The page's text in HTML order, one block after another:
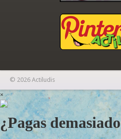
© 2026 Actiludis
×
¿Pagas